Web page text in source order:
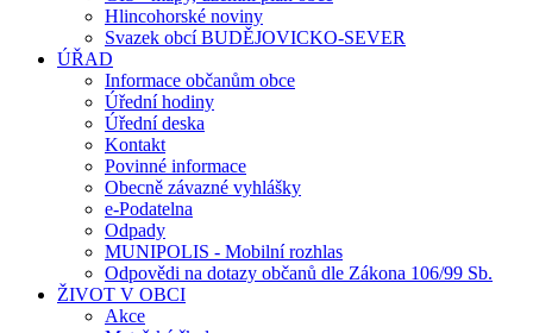
Hlincohorské noviny
Svazek obcí BUDĚJOVICKO-SEVER
ÚŘAD
Informace občanům obce
Úřední hodiny
Úřední deska
Kontakt
Povinné informace
Obecně závazné vyhlášky
e-Podatelna
Odpady
MUNIPOLIS - Mobilní rozhlas
Odpovědi na dotazy občanů dle Zákona 106/99 Sb.
ŽIVOT V OBCI
Akce